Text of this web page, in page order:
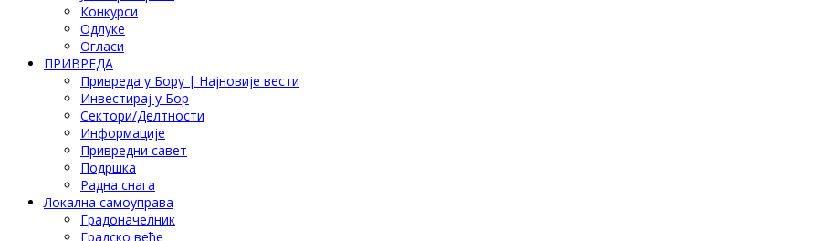
Конкурси
Одлуке
Огласи
ПРИВРЕДА
Привреда у Бору | Најновије вести
Инвестирај у Бор
Сектори/Делтности
Информације
Привредни савет
Подршка
Радна снага
Локална самоуправа
Градоначелник
Градско веће